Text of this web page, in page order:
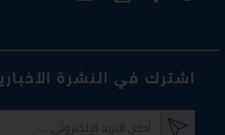
اشترك في النشرة الأخبارية